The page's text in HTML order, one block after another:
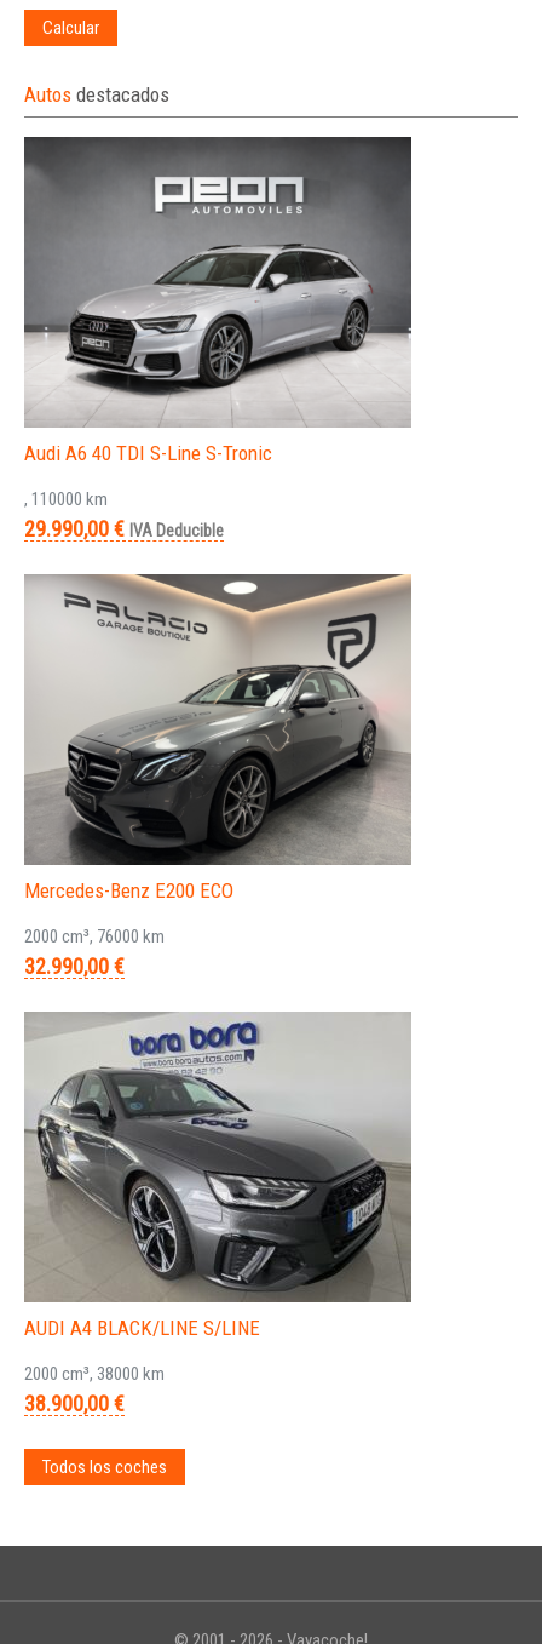
Calcular
Autos destacados
Audi A6 40 TDI S-Line S-Tronic
, 110000 km
29.990,00 € IVA Deducible
Mercedes-Benz E200 ECO
2000 cm³, 76000 km
32.990,00 €
AUDI A4 BLACK/LINE S/LINE
2000 cm³, 38000 km
38.900,00 €
Todos los coches